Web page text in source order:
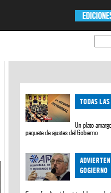
TODAS
Un plato
paquete de ajustes del Gobierno
GOGIERNO